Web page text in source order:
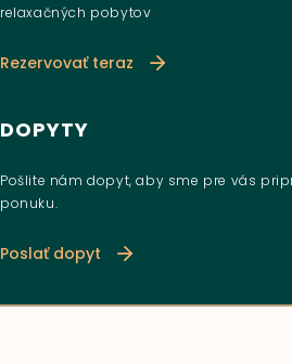
relaxačných pobytov
Rezervovať teraz
DOPYTY
Pošlite nám dopyt, aby sme pre vás
ponuku.
Poslať dopyt